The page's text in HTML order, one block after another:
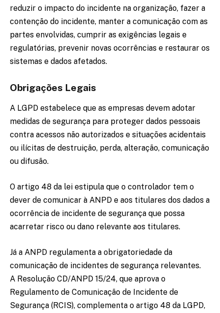
reduzir o impacto do incidente na organização, fazer a
contenção do incidente, manter a comunicação com as
partes envolvidas, cumprir as exigências legais e
regulatórias, prevenir novas ocorrências e restaurar os
sistemas e dados afetados.
Obrigações Legais
A LGPD estabelece que as empresas devem adotar
medidas de segurança para proteger dados pessoais
contra acessos não autorizados e situações acidentais
ou ilícitas de destruição, perda, alteração, comunicação
ou difusão.
O artigo 48 da lei estipula que o controlador tem o
dever de comunicar à ANPD e aos titulares dos dados a
ocorrência de incidente de segurança que possa
acarretar risco ou dano relevante aos titulares.
Já a ANPD regulamenta a obrigatoriedade da
comunicação de incidentes de segurança relevantes.
A Resolução CD/ANPD 15/24, que aprova o
Regulamento de Comunicação de Incidente de
Segurança (RCIS), complementa o artigo 48 da LGPD,